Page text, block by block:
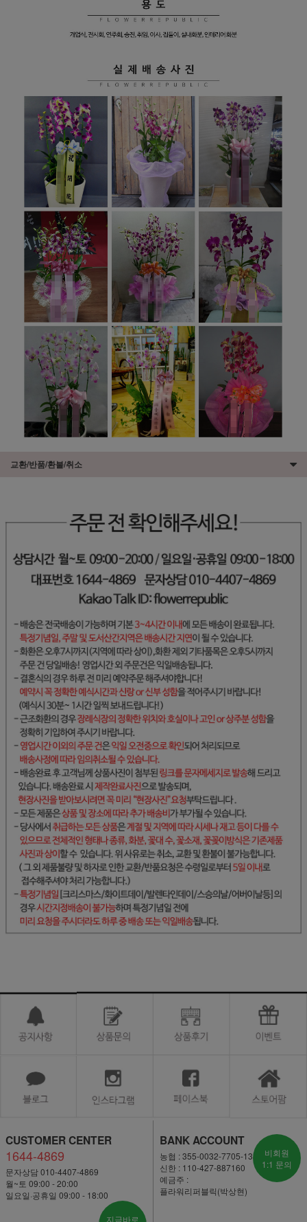
교환/반품/환불/취소
CUSTOMER CENTER
1644-4869
문자상담 010-4407-4869
월~토 09:00 - 20:00
일요일·공휴일 09:00 - 18:00
지금바로
BANK ACCOUNT
농협 : 355-0032-7705-13
신한 : 110-427-887160
예금주 :
플라워리퍼블릭(박상현)
비회원
1:1 문의